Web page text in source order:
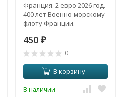
Франция. 2 евро 2026 год.
400 лет Военно-морскому
флоту Франции.
450 ₽
0
В корзину
В наличии